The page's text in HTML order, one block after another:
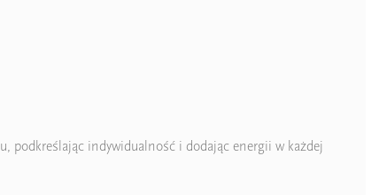
podkreślając indywidualność i dodając energii w każdej